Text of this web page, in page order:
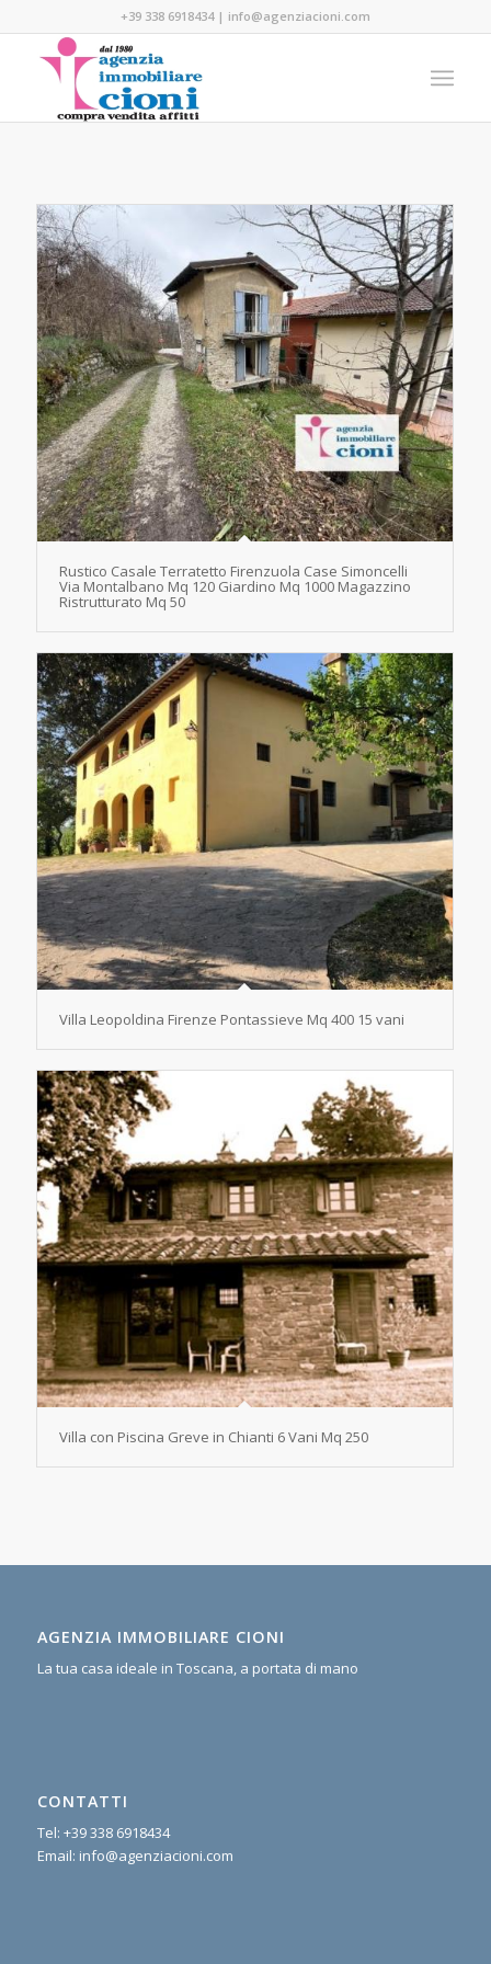
+39 338 6918434| info@agenziacioni.com
Rustico Casale Terratetto Firenzuola Case Simoncelli
Via Montalbano Mq 120 Giardino Mq 1000 Magazzino
Ristrutturato Mq 50
Villa Leopoldina Firenze Pontassieve Mq 400 15 vani
Villa con Piscina Greve in Chianti 6 Vani Mq 250
AGENZIA IMMOBILIARE CIONI
La tua casa ideale in Toscana, a portata di mano
CONTATTI
Tel: +39 338 6918434
Email: info@agenziacioni.com